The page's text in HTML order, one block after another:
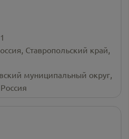
1
Ставропольский край,
муниципальный округ,